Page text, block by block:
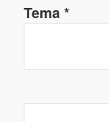
Tema*